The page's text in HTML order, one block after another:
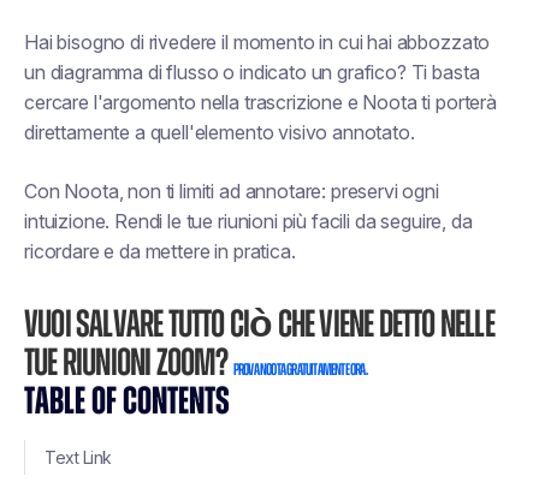
TABLE OF CONTENTS
Text Link
Hai bisogno di rivedere il momento in cui hai abbozzato
un diagramma di flusso o indicato un grafico? Ti basta
cercare l'argomento nella trascrizione e Noota ti porterà
direttamente a quell'elemento visivo annotato.
Con Noota, non ti limiti ad annotare: preservi ogni
intuizione. Rendi le tue riunioni più facili da seguire, da
ricordare e da mettere in pratica.
Vuoi salvare tutto ciò che viene detto nelle
tue riunioni Zoom? Prova Noota gratuitamente ora.